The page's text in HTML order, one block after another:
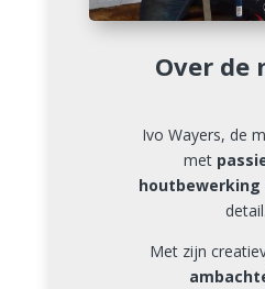
Over de
Ivo Wayers, de
met
houtbewerking
detail.
Met zijn